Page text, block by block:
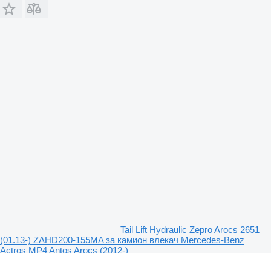
Tail Lift Hydraulic Zepro Arocs 2651
(01.13-) ZAHD200-155MA за камион влекач Mercedes-Benz
Actros MP4 Antos Arocs (2012-)